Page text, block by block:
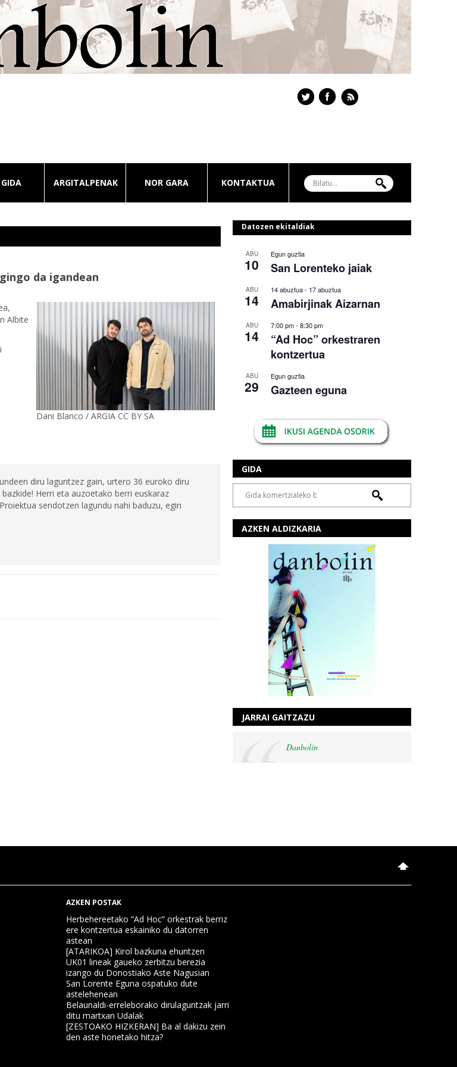
GIDA ARGITALPENAK NOR GARA KONTAKTUA
da igandean
Dani Blanco / ARGIA CC BY SA
Albite
diru laguntzez gain, urtero 36 euroko diru
Herri eta auzoetako berri euskaraz
sendotzen lagundu nahi baduzu, egin
Datozen ekitaldiak
ABU
10
Egun guztia
San Lorenteko jaiak
ABU
14
14 abuztua- 17 abuztua
Amabirjinak Aizarnan
ABU
14
7:00 pm- 8:30 pm
“Ad Hoc” orkestraren
kontzertua
ABU
29
Egun guztia
Gazteen eguna
GIDA
AZKEN ALDIZKARIA
JARRAI GAITZAZU
Danbolin
AZKEN POSTAK
Herbehereetako “Ad Hoc” orkestrak berriz
ere kontzertua eskainiko du datorren
astean
[ATARIKOA] Kirol bazkuna ehuntzen
UK01 lineak gaueko zerbitzu berezia
izango du Donostiako Aste Nagusian
San Lorente Eguna ospatuko dute
astelehenean
Belaunaldi-erreleborako dirulaguntzak jarri
ditu martxan Udalak
[ZESTOAKO HIZKERAN] Ba al dakizu zein
den aste honetako hitza?